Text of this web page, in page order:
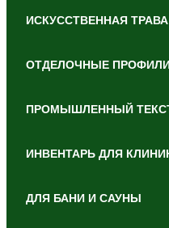
ИСКУССТВЕННАЯ ТРАВА
ОТДЕЛОЧНЫЕ
ПРОМЫШЛЕННЫЙ
ИНВЕНТАРЬ ДЛЯ
ДЛЯ БАНИ И САУНЫ